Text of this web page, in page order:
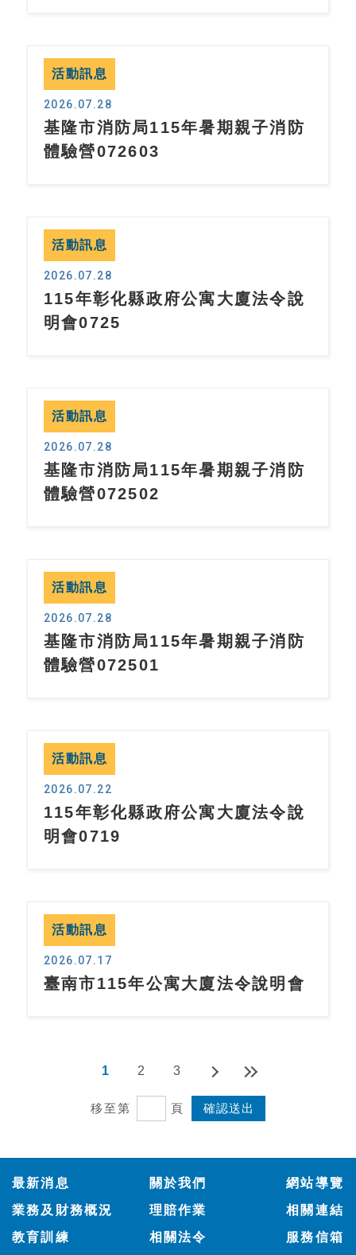
活動訊息
2026.07.28
基隆市消防局115年暑期親子消防
體驗營072603
活動訊息
2026.07.28
115年彰化縣政府公寓大廈法令說
明會0725
活動訊息
2026.07.28
基隆市消防局115年暑期親子消防
體驗營072502
活動訊息
2026.07.28
基隆市消防局115年暑期親子消防
體驗營072501
活動訊息
2026.07.22
115年彰化縣政府公寓大廈法令說
明會0719
活動訊息
2026.07.17
臺南市115年公寓大廈法令說明會
1 2 3
移至第 頁
最新消息
關於我們
業務及財務概況
理賠作業
教育訓練
相關法令
網站導覽
相關連結
服務信箱